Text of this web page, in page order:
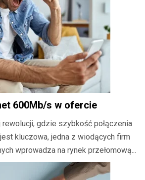
600Mb/s w ofercie
gdzie szybkość połączenia
kluczowa, jedna z wiodących firm
wprowadza na rynek przełomową...